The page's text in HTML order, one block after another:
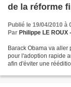
de la réforme
Publié le 19/04/2010 à
Par Philippe LE
Barack Obama va aller
pour l'adoption rapide
afin d'éviter une